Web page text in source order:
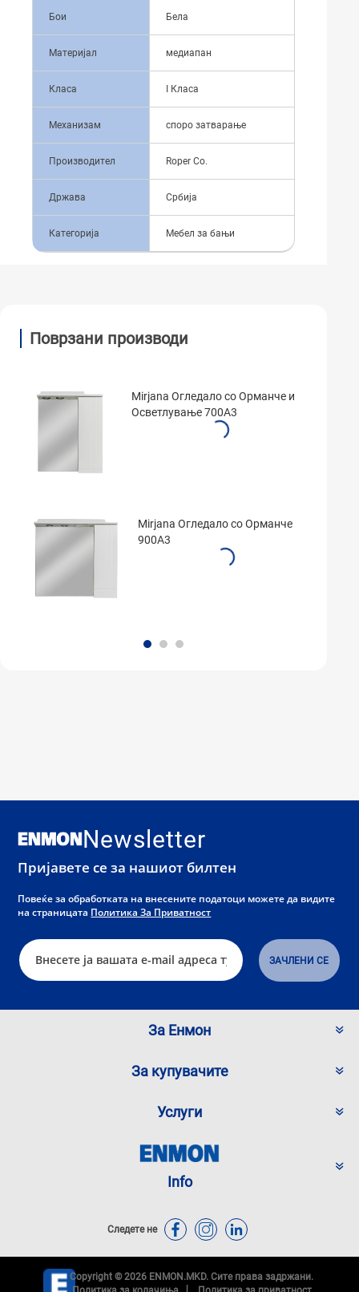
Бои Бела
Материјал медиапан
Класа I Класа
Механизам споро затварање
Производител Roper Co.
Држава Србија
Категорија Мебел за бањи
Поврзани производи
Mirjana Огледало со Орманче и
Осветлување 700A3
Mirjana Огледало со Орманче
900A3
Newsletter
Пријавете се за нашиот билтен
Повеќе за обработката на внесените податоци можете да видите
на страницата Политика За Приватност
За Енмон
За купувачите
Услуги
Info
Следете не
Copyright © 2026 ENMON.MKD. Сите права задржани.